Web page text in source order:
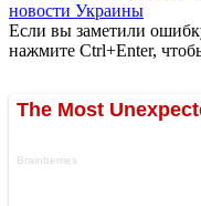
новости Украины
Если вы заметили
нажмите Ctrl+Enter,